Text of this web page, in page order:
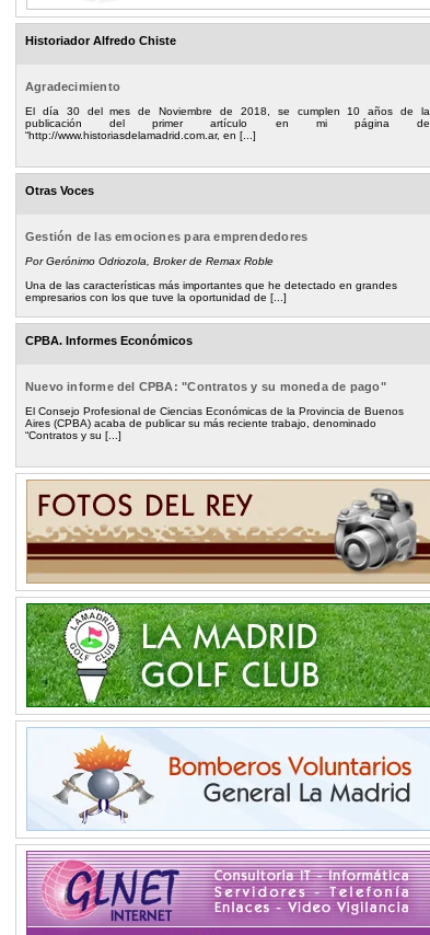
Historiador Alfredo Chiste
Agradecimiento
El día 30 del mes de Noviembre de 2018, se cumplen 10 años de la
publicación del primer artículo en mi página de
“http://www.historiasdelamadrid.com.ar, en [...]
Otras Voces
Gestión de las emociones para emprendedores
Por Gerónimo Odriozola, Broker de Remax Roble
Una de las características más importantes que he detectado en grandes
empresarios con los que tuve la oportunidad de [...]
CPBA. Informes Económicos
Nuevo informe del CPBA: "Contratos y su moneda de pago"
El Consejo Profesional de Ciencias Económicas de la Provincia de Buenos
Aires (CPBA) acaba de publicar su más reciente trabajo, denominado
“Contratos y su [...]